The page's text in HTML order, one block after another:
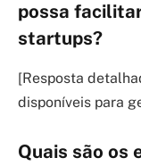
possa
startups?
[Resposta
disponíveis para
Quais são os